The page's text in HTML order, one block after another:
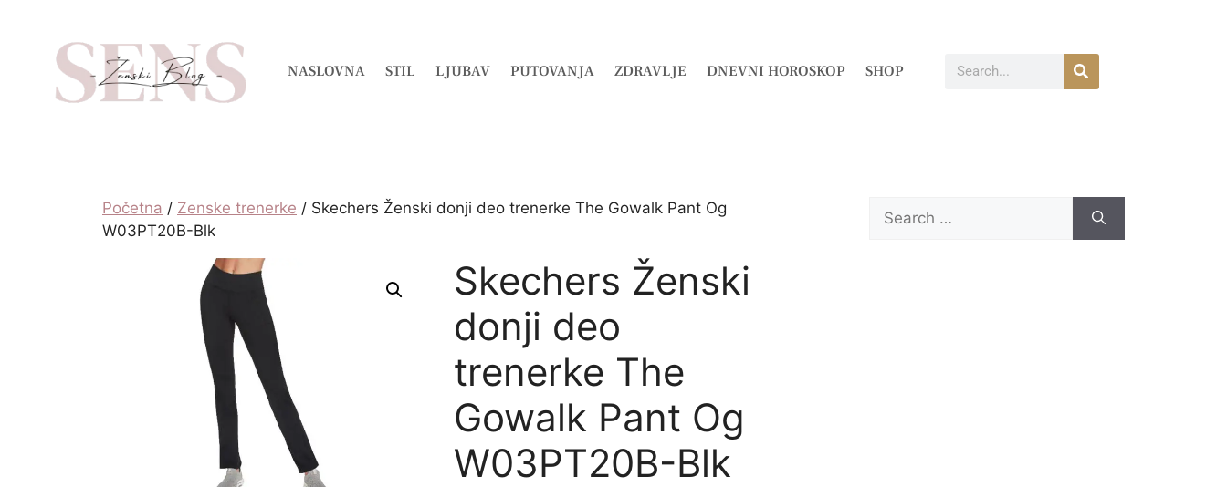
NASLOVNA STIL LJUBAV PUTOVANJA ZDRAVLJE DNEVNI HOROSKOP SHOP
Početna / Zenske trenerke / Skechers Ženski donji deo trenerke The Gowalk Pant Og
W03PT20B-Blk
Skechers Ženski
donji deo
trenerke The
Gowalk Pant Og
W03PT20B-Blk